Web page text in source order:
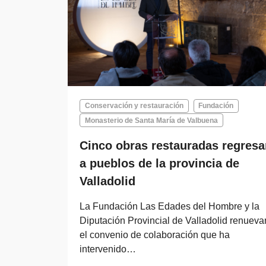
Conservación y restauración
Fundación
Monasterio de Santa María de Valbuena
Cinco obras restauradas
a pueblos de la provincia de
Valladolid
La Fundación Las Edades del Hombre y la
Diputación Provincial de Valladolid
el convenio de colaboración que ha
intervenido…